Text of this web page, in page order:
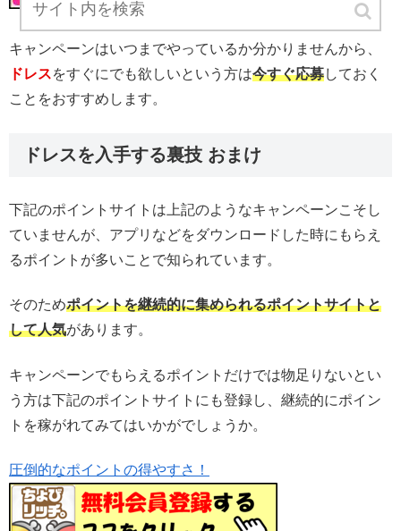
キャンペーンはいつまでやっているか分かりませんから、
ドレスをすぐにでも欲しいという方は今すぐ応募しておく
ことをおすすめします。
ドレスを入手する裏技 おまけ
下記のポイントサイトは上記のようなキャンペーンこそし
ていませんが、アプリなどをダウンロードした時にもらえ
るポイントが多いことで知られています。
そのためポイントを継続的に集められるポイントサイトと
して人気があります。
キャンペーンでもらえるポイントだけでは物足りないとい
う方は下記のポイントサイトにも登録し、継続的にポイン
トを稼がれてみてはいかがでしょうか。
圧倒的なポイントの得やすさ！